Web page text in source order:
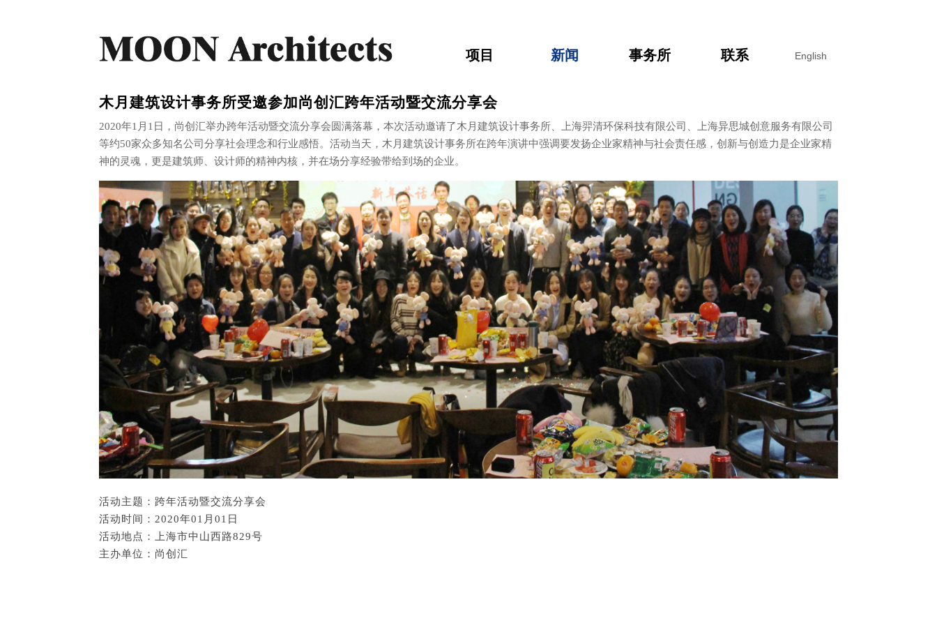
项目 新闻 事务所 联系 English
木月建筑设计事务所受邀参加尚创汇跨年活动暨交流分享会
2020年1月1日，尚创汇举办跨年活动暨交流分享会圆满落幕，本次活动邀请了木月建筑设计事务所、上海羿清环保科技有限公司、上海异思城创意服务有限公司
等约50家众多知名公司分享社会理念和行业感悟。活动当天，木月建筑设计事务所在跨年演讲中强调要发扬企业家精神与社会责任感，创新与创造力是企业家精
神的灵魂，更是建筑师、设计师的精神内核，并在场分享经验带给到场的企业。
活动主题： 跨年活动暨交流分享会
活动时间：2020年01月01日
活动地点：上海市中山西路829号
主办单位：尚创汇